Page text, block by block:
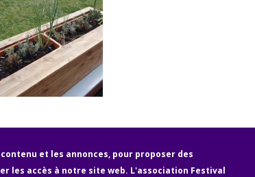
et les annonces, pour proposer des
les accès à notre site web. L'association Festival